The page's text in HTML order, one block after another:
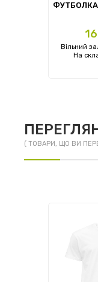
ФУТБОЛКА
Вільний
На
( ТОВАРИ, ЩО ВИ